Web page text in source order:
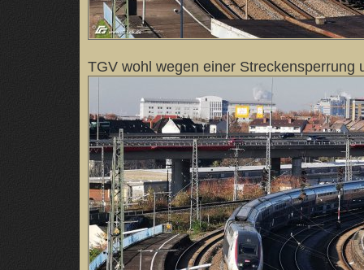
TGV wohl wegen einer Streckensperrung